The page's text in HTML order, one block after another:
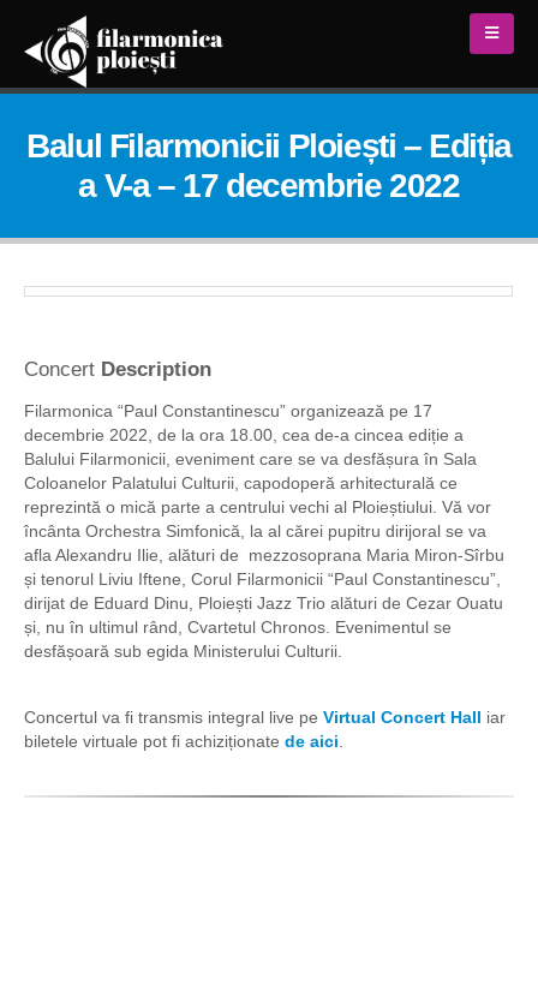
Balul Filarmonicii Ploiești – Ediția
a V-a – 17 decembrie 2022
Concert Description
Filarmonica “Paul Constantinescu” organizează pe 17
decembrie 2022, de la ora 18.00, cea de-a cincea ediție a
Balului Filarmonicii, eveniment care se va desfășura în Sala
Coloanelor Palatului Culturii, capodoperă arhitecturală ce
reprezintă o mică parte a centrului vechi al Ploieștiului. Vă vor
încânta Orchestra Simfonică, la al cărei pupitru dirijoral se va
afla Alexandru Ilie, alături de mezzosoprana Maria Miron-Sîrbu
și tenorul Liviu Iftene, Corul Filarmonicii “Paul Constantinescu”,
dirijat de Eduard Dinu, Ploiești Jazz Trio alături de Cezar Ouatu
și, nu în ultimul rând, Cvartetul Chronos. Evenimentul se
desfășoară sub egida Ministerului Culturii.
Concertul va fi transmis integral live pe Virtual Concert Hall iar
biletele virtuale pot fi achiziționate de aici